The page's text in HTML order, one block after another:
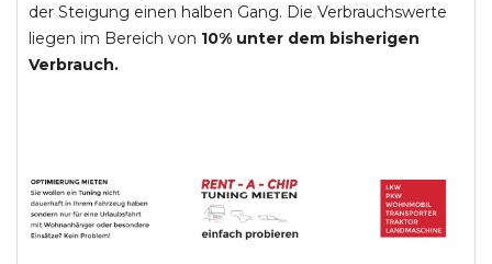
der Steigung einen halben Gang. Die Verbrauchswerte
liegen im Bereich von 10% unter dem bisherigen
Verbrauch.